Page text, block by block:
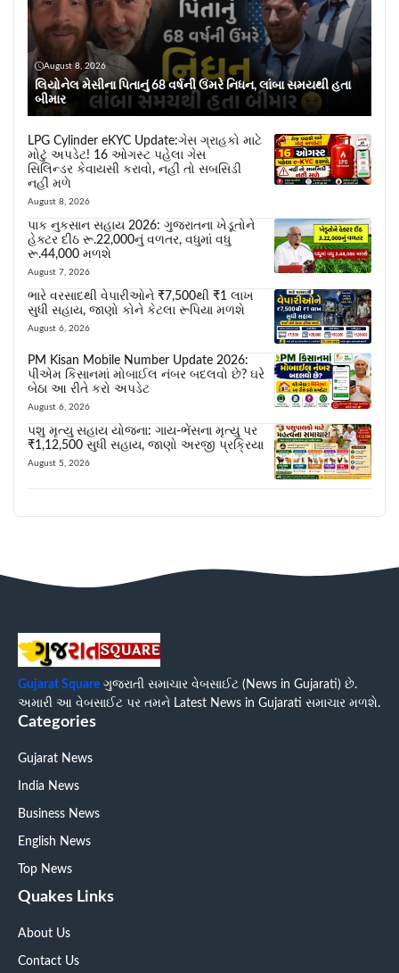
August 8, 2026
લિયોનેલ મેસીના પિતાનું 68 વર્ષની ઉંમરે નિધન, લાંબા સમયથી હતા
બીમાર
LPG Cylinder eKYC Update:ગેસ ગ્રાહકો માટે
મોટું અપડેટ! 16 ઓગસ્ટ પહેલા ગેસ
સિલિન્ડર કેવાયસી કરાવો, નહીં તો સબસિડી
નહીં મળે
August 8, 2026
પાક નુકસાન સહાય 2026: ગુજરાતના ખેડૂતોને
હેક્ટર દીઠ રૂ.22,000નું વળતર, વધુમાં વધુ
રૂ.44,000 મળશે
August 7, 2026
ભારે વરસાદથી વેપારીઓને ₹7,500થી ₹1 લાખ
સુધી સહાય, જાણો કોને કેટલા રૂપિયા મળશે
August 6, 2026
PM Kisan Mobile Number Update 2026:
પીએમ કિસાનમાં મોબાઈલ નંબર બદલવો છે? ઘરે
બેઠા આ રીતે કરો અપડેટ
August 6, 2026
પશુ મૃત્યુ સહાય યોજના: ગાય-ભેંસના મૃત્યુ પર
₹1,12,500 સુધી સહાય, જાણો અરજી પ્રક્રિયા
August 5, 2026
Gujarat Square ગુજરાતી સમાચાર વેબસાઈટ (News in Gujarati) છે.
અમારી આ વેબસાઈટ પર તમને Latest News in Gujarati સમાચાર મળશે.
Categories
Gujarat News
India News
Business News
English News
Top News
Quakes Links
About Us
Contact Us